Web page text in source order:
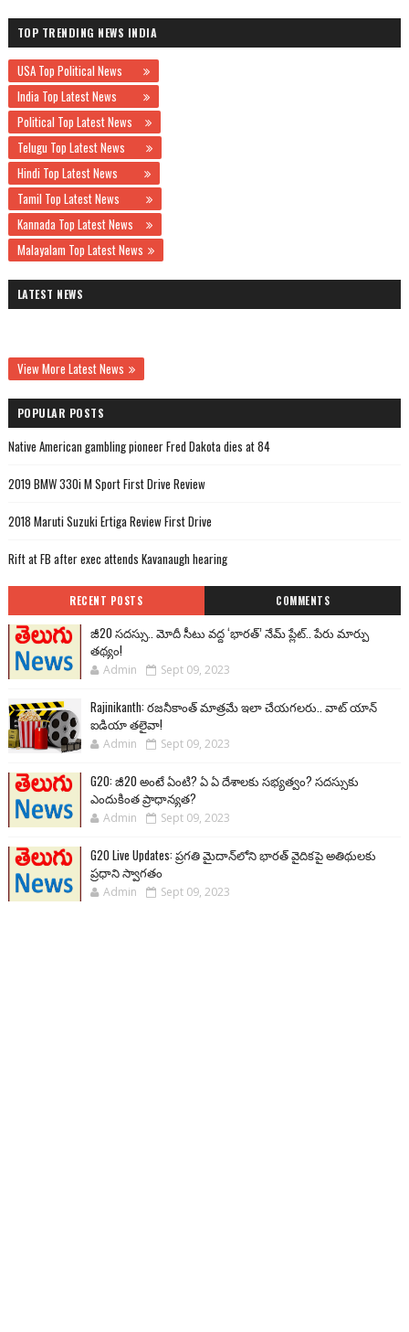
TOP TRENDING NEWS INDIA
USA Top Political News
India Top Latest News
Political Top Latest News
Telugu Top Latest News
Hindi Top Latest News
Tamil Top Latest News
Kannada Top Latest News
Malayalam Top Latest News
LATEST NEWS
View More Latest News
POPULAR POSTS
Native American gambling pioneer Fred Dakota dies at 84
2019 BMW 330i M Sport First Drive Review
2018 Maruti Suzuki Ertiga Review First Drive
Rift at FB after exec attends Kavanaugh hearing
RECENT POSTS COMMENTS
జీ20 సదస్సు.. మోదీ సీటు వద్ద ‘భారత్’ నేమ్ ప్లేట్‌.. పేరు మార్పు
తథ్యం!
Admin Sept 09, 2023
Rajinikanth: రజనీకాంత్ మాత్రమే ఇలా చేయగలరు.. వాట్ యాన్
ఐడియా తలైవా!
Admin Sept 09, 2023
G20: జీ20 అంటే ఏంటి? ఏ ఏ దేశాలకు సభ్యత్వం? సదస్సుకు
ఎందుకింత ప్రాధాన్యత?
Admin Sept 09, 2023
G20 Live Updates: ప్రగతి మైదాన్‌లోని భారత్ వైదికపై అతిథులకు
ప్రధాని స్వాగతం
Admin Sept 09, 2023